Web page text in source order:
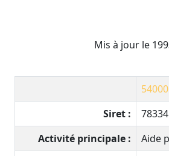
Mis à jour le
54000
Siret :
Activité principale :
Aide